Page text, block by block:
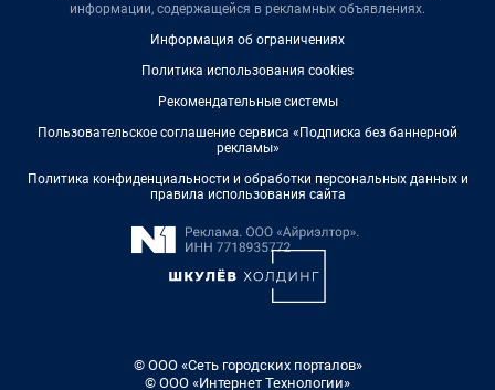
информации, содержащейся в рекламных объявлениях.
Информация об ограничениях
Политика использования cookies
Рекомендательные системы
Пользовательское соглашение сервиса «Подписка без баннерной
рекламы»
Политика конфиденциальности и обработки персональных данных и
правила использования сайта
© ООО «Сеть городских порталов»
© ООО «Интернет Технологии»